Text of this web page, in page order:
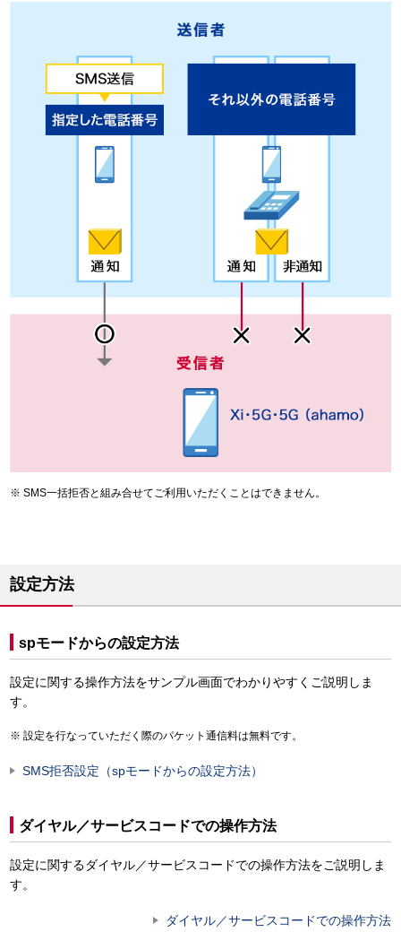
SMS一括拒否と組み合せてご利用いただくことはできません。
設定方法
spモードからの設定方法
設定に関する操作方法をサンプル画面でわかりやすくご説明しま
す。
設定を行なっていただく際のパケット通信料は無料です。
SMS拒否設定（spモードからの設定方法）
ダイヤル／サービスコードでの操作方法
設定に関するダイヤル／サービスコードでの操作方法をご説明しま
す。
ダイヤル／サービスコードでの操作方法